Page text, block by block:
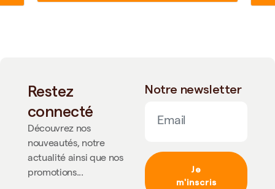
Restez
connecté
Découvrez nos
nouveautés, notre
actualité ainsi que nos
promotions...
Notre newsletter
Je
m'inscris